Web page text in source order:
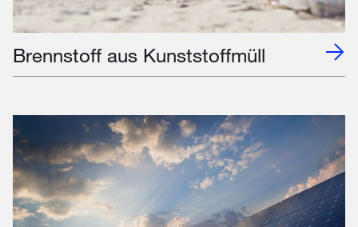
Brennstoff aus Kunststoffmüll